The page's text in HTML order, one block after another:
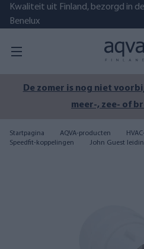
Kwaliteit uit Finland, bezorgd in de
Benelux
De zomer is nog niet
meer-, zee- of
Startpagina AQVA-producten
Speedfit-koppelingen
John Guest